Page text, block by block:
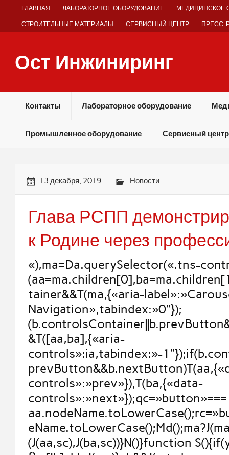
ГЛАВНАЯ ЛАБОРАТОРНОЕ ОБОРУДОВАНИЕ МЕДИЦИНСКОЕ
СТРОИТЕЛЬНЫЕ МАТЕРИАЛЫ СЕРВИСНЫЙ ЦЕНТР ПРЕСС-
Ост Инжиниринг
Контакты Лабораторное оборудование
Промышленное оборудование Сервисный центр
13 декабря, 2019 Новости
Глава РСПП
к Родине через
«),ma=Da.querySelector(«.tns-
tainer&&T(ma,{«aria-
Navigation»,tabindex:»0″});
&T([aa,ba],{«aria-
controls»:ia,tabindex:»-
controls»:»prev»}),T(ba,{«data-
controls»:»next»});qc=»button»===
(J(aa,sc),J(ba,sc))}N()}function